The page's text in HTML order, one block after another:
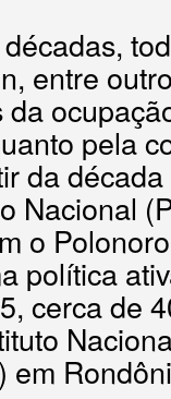
entre
pela
da
Nacional
o
política
cerca de
em